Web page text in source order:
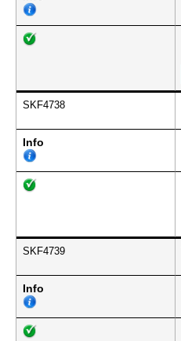
SKF4738
Info
SKF4739
Info